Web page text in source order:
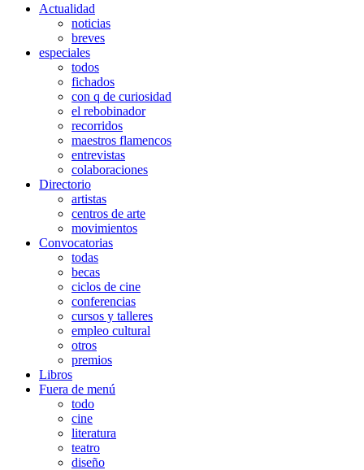
Actualidad
noticias
breves
especiales
todos
fichados
con q de curiosidad
el rebobinador
recorridos
maestros flamencos
entrevistas
colaboraciones
Directorio
artistas
centros de arte
movimientos
Convocatorias
todas
becas
ciclos de cine
conferencias
cursos y talleres
empleo cultural
otros
premios
Libros
Fuera de menú
todo
cine
literatura
teatro
diseño